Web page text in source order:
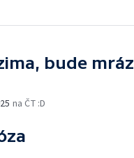
bude mráz
na ČT :D